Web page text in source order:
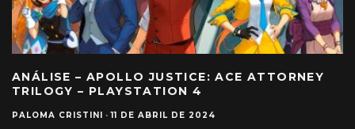
ANÁLISE – APOLLO JUSTICE: ACE ATTORNEY
TRILOGY – PLAYSTATION 4
PALOMA CRISTINI · 11 DE ABRIL DE 2024